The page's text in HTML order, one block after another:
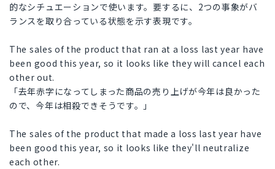
的なシチュエーションで使います。要するに、2つの事象がバ
ランスを取り合っている状態を示す表現です。
The sales of the product that ran at a loss last year have
been good this year, so it looks like they will cancel each
other out.
「去年赤字になってしまった商品の売り上げが今年は良かった
ので、今年は相殺できそうです。」
The sales of the product that made a loss last year have
been good this year, so it looks like they'll neutralize
each other.